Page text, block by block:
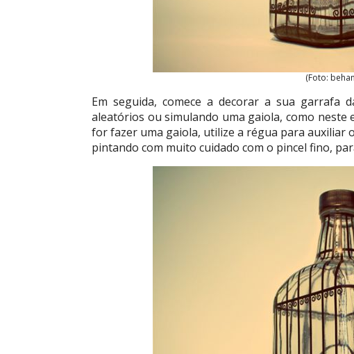
(Foto:
Em seguida, comece a decorar a sua garrafa
aleatórios ou simulando uma gaiola, como neste
for fazer uma gaiola, utilize a régua para auxiliar
pintando com muito cuidado com o pincel fino,